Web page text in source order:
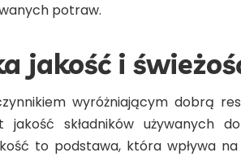
potraw.
jakość i
wyróżniającym dobrą
jakość składników używanych
to podstawa, która wpływa